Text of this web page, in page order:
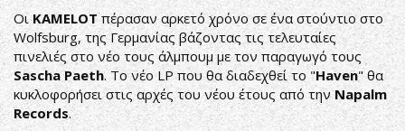
Οι KAMELOTπέρασαν αρκετό χρόνο σε ένα στούντιο στο
Wolfsburg, της Γερμανίας βάζοντας τις τελευταίες
πινελιές στο νέο τους άλμπουμ με τον παραγωγό τους
SaschaPaeth. Το νέο LP που θα διαδεχθεί το "Haven" θα
κυκλοφορήσει στις αρχές του νέου έτους από τηνNapalm
Records.